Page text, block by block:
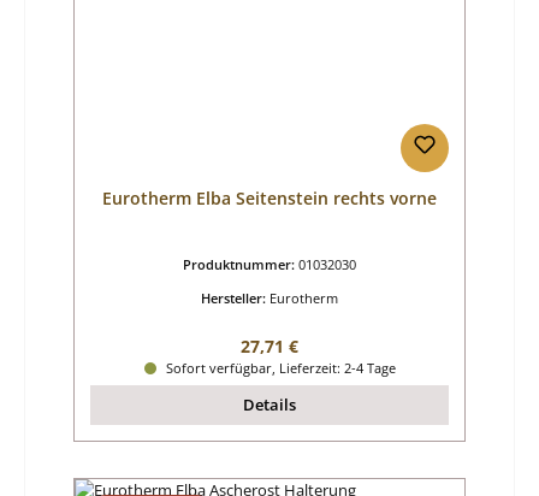
Eurotherm Elba Seitenstein rechts vorne
Produktnummer: 01032030
Hersteller: Eurotherm
Regulärer Preis:
27,71 €
Sofort verfügbar, Lieferzeit: 2-4 Tage
Details